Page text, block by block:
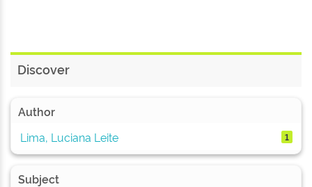
Discover
Author
Lima, Luciana Leite
1
Subject